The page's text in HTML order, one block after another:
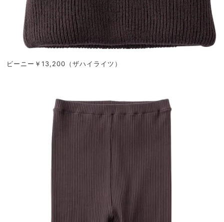
ビーニー￥13,200（ザハイライツ）